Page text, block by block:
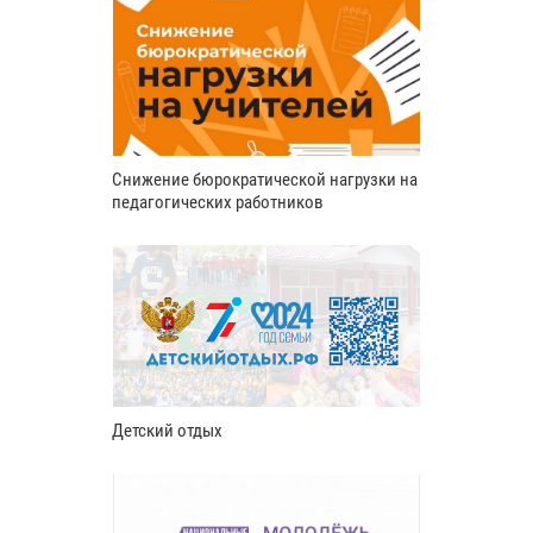
Снижение бюрократической нагрузки на
педагогических работников
Детский отдых